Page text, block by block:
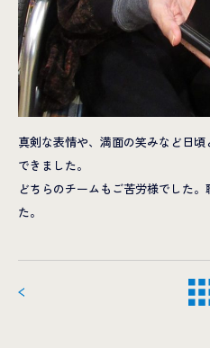
真剣な表情や、満面の笑みなど日
できました。
どちらのチームもご苦労様でした
た。